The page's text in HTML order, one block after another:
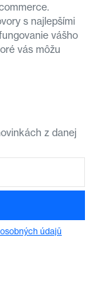
s najlepšími
vášho
vás môžu
z danej
údajů